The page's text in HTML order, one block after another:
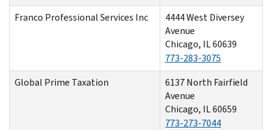
Franco Professional Services Inc
4444 West Diversey
Avenue
Chicago, IL 60639
773-283-3075
Global Prime Taxation
6137 North Fairfield
Avenue
Chicago, IL 60659
773-273-7044